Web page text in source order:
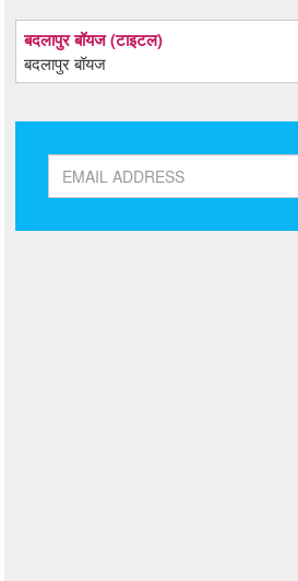
बदलापुर बॉयज (टाइटल)
बदलापुर बॉयज